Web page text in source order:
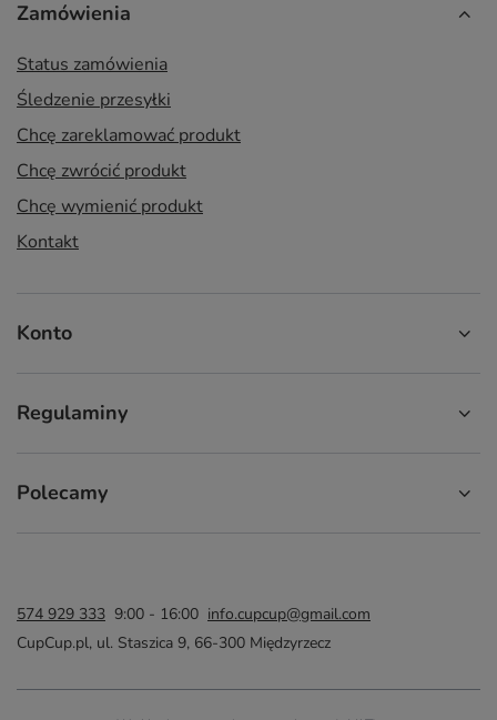
Zamówienia
Status zamówienia
Śledzenie przesyłki
Chcę zareklamować produkt
Chcę zwrócić produkt
Chcę wymienić produkt
Kontakt
Konto
Regulaminy
Polecamy
574 929 333 9:00 - 16:00 info.cupcup@gmail.com
CupCup.pl, ul. Staszica 9, 66-300 Międzyrzecz